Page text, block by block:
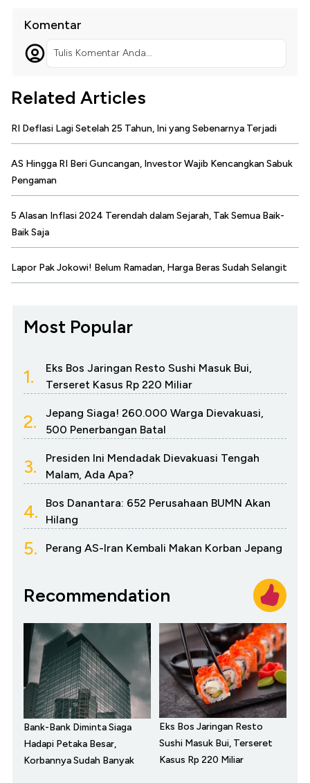
Komentar
Tulis Komentar Anda...
Related Articles
RI Deflasi Lagi Setelah 25 Tahun, Ini yang Sebenarnya Terjadi
AS Hingga RI Beri Guncangan, Investor Wajib Kencangkan Sabuk
Pengaman
5 Alasan Inflasi 2024 Terendah dalam Sejarah, Tak Semua Baik-
Baik Saja
Lapor Pak Jokowi! Belum Ramadan, Harga Beras Sudah Selangit
Most Popular
1.
Eks Bos Jaringan Resto Sushi Masuk Bui,
Terseret Kasus Rp 220 Miliar
2.
Jepang Siaga! 260.000 Warga Dievakuasi,
500 Penerbangan Batal
3.
Presiden Ini Mendadak Dievakuasi Tengah
Malam, Ada Apa?
4.
Bos Danantara: 652 Perusahaan BUMN Akan
Hilang
5. Perang AS-Iran Kembali Makan Korban Jepang
Recommendation
Bank-Bank Diminta Siaga
Hadapi Petaka Besar,
Korbannya Sudah Banyak
Eks Bos Jaringan Resto
Sushi Masuk Bui, Terseret
Kasus Rp 220 Miliar